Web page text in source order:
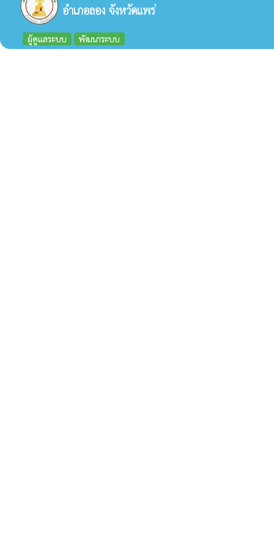
อำเภอลอง จังหวัดแพร่
ผู้ดูแลระบบ พัฒนาระบบ